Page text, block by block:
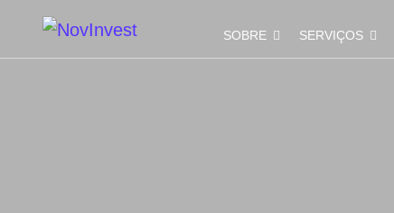
SOBRE SERVIÇOS